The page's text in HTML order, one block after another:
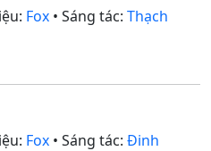
Fox • Sáng tác: Thạch
Fox • Sáng tác: Đinh